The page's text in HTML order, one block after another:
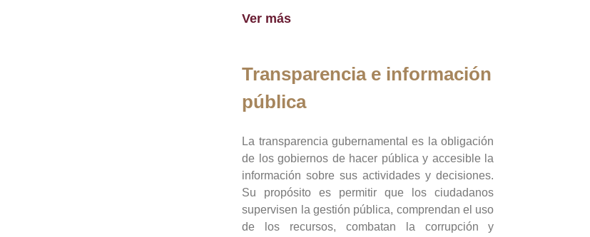
Ver más
Transparencia e información
pública
La transparencia gubernamental es la obligación
de los gobiernos de hacer pública y accesible la
información sobre sus actividades y decisiones.
Su propósito es permitir que los ciudadanos
supervisen la gestión pública, comprendan el uso
de los recursos, combatan la corrupción y